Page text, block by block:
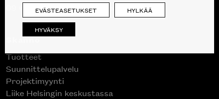
09 612 9440|sales@skanno.fi
Skanno
Tuotteet
Suunnittelupalvelu
Projektimyynti
Liike Helsingin keskustassa
EVÄSTEASETUKSET HYLKÄÄ
HYVÄKSY